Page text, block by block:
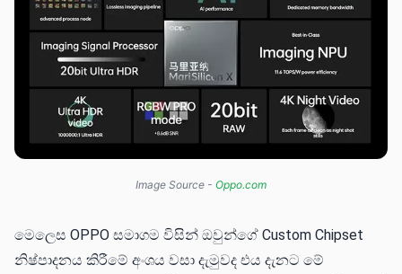
Image Source - Oppo.com
මෙලෙස OPPO සමාගම විසින් ඔවුන්ගේ Custom Chipset
නිෂ්පාදනය කිරීමේ අංශය වසා දැමුවද එය දැනට මේ